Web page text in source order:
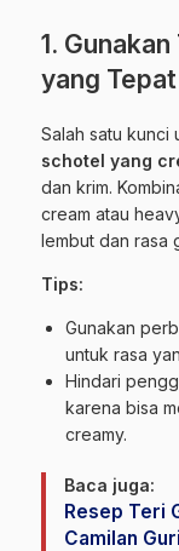
1.
yang Tepat
Salah satu kunci
schotel yang
dan krim.
cream atau
lembut dan rasa
Tips:
Gunakan
untuk rasa
Hindari
karena bisa
creamy.
Baca juga:
Resep Teri
Camilan